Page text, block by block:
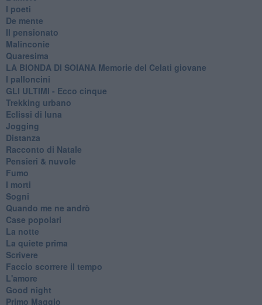
I poeti
De mente
Il pensionato
Malinconie
Quaresima
LA BIONDA DI SOIANA Memorie del Celati giovane
I palloncini
GLI ULTIMI - Ecco cinque
Trekking urbano
Eclissi di luna
Jogging
Distanza
Racconto di Natale
Pensieri & nuvole
Fumo
I morti
Sogni
Quando me ne andrò
Case popolari
La notte
La quiete prima
Scrivere
Faccio scorrere il tempo
L'amore
Good night
Primo Maggio